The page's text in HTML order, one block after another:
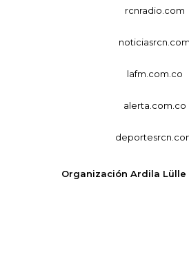
rcnradio.com
noticiasrcn.com
lafm.com.co
alerta.com.co
Organización Ardila Lülle